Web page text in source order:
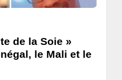
de la Soie »
le Mali et le